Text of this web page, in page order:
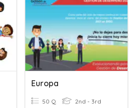
Europa
50 Q 2nd - 3rd